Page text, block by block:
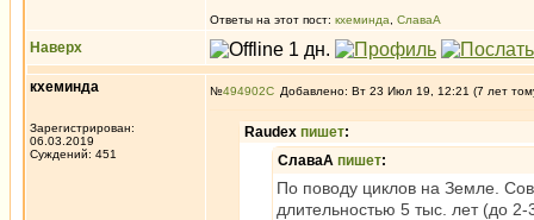
Ответы на этот пост: кхеминда СлаваА
Наверх
кхеминда
Зарегистрирован:
06.03.2019
Суждений: 451
№494902 Добавлено: Вт 23 Июл 19, 12:21 (7 лет
Raudex пишет:
СлаваА пишет:
По поводу циклов на Земле.
длительностью 5 тыс. лет (до